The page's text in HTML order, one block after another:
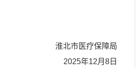
淮北市医疗保障局
2025年12月8日